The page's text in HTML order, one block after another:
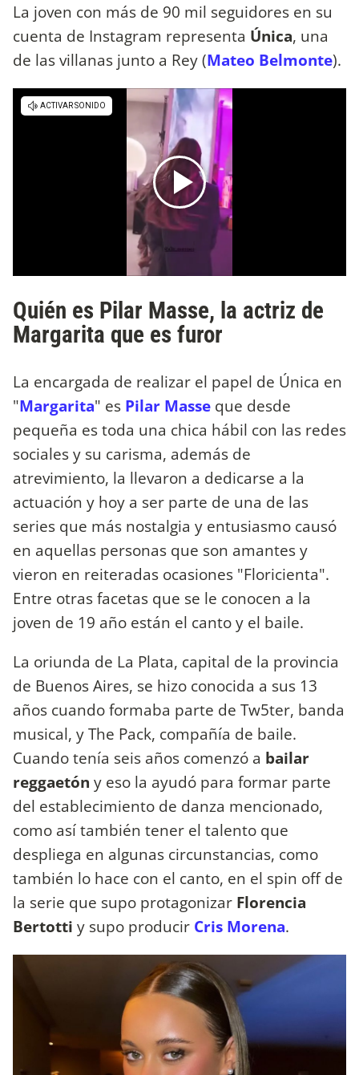
La joven con más de 90 mil seguidores en su
cuenta de Instagram representa Única, una
de las villanas junto a Rey (Mateo Belmonte).
Quién es Pilar Masse, la actriz de
Margarita que es furor
La encargada de realizar el papel de Única en
"Margarita" es Pilar Masse que desde
pequeña es toda una chica hábil con las redes
sociales y su carisma, además de
atrevimiento, la llevaron a dedicarse a la
actuación y hoy a ser parte de una de las
series que más nostalgia y entusiasmo causó
en aquellas personas que son amantes y
vieron en reiteradas ocasiones "Floricienta".
Entre otras facetas que se le conocen a la
joven de 19 año están el canto y el baile.
La oriunda de La Plata, capital de la provincia
de Buenos Aires, se hizo conocida a sus 13
años cuando formaba parte de Tw5ter, banda
musical, y The Pack, compañía de baile.
Cuando tenía seis años comenzó a bailar
reggaetón y eso la ayudó para formar parte
del establecimiento de danza mencionado,
como así también tener el talento que
despliega en algunas circunstancias, como
también lo hace con el canto, en el spin off de
la serie que supo protagonizar Florencia
Bertotti y supo producir Cris Morena.